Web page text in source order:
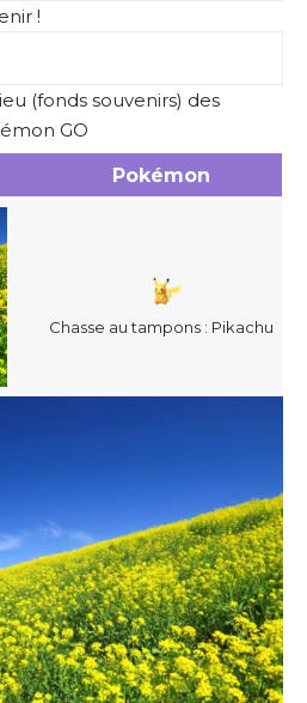
!
(fonds souvenirs) des
GO
Pokémon
Chasse au tampons : Pikachu